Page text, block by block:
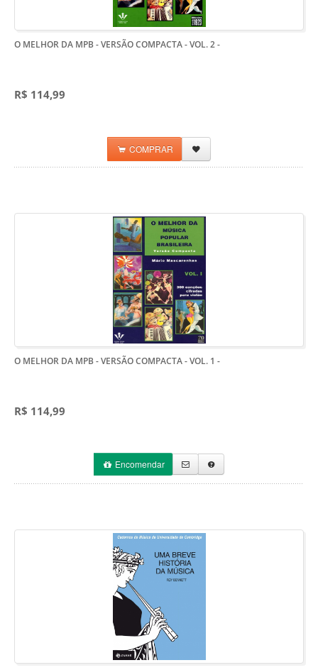
O MELHOR DA MPB - VERSÃO COMPACTA - VOL. 2-
R$ 114,99
COMPRAR
O MELHOR DA MPB - VERSÃO COMPACTA - VOL. 1 -
R$ 114,99
Encomendar